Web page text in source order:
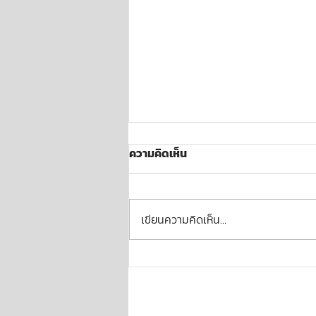
เลือกสีร่มสนามยังไง❓ ให้เข้ากับ
ความคิดเห็น
เขียนความคิดเห็น…